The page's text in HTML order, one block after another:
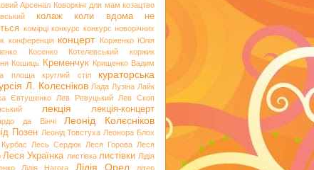
Арсенал Коворкінг для мам козацтво
колаж
коли вдома не
комірці конкурс конкурс новорічних
конференція концерт
Корженко Юлія
Косенко
Котелевський коржик
Кошиць Кременчук Крищенко Вадим
площа
круглий стіл
кураторська
Л. Колєсніков Лада Лузіна Лайк
Євтушенко
Лев Ревуцький
Лев Скоп
лекція лекція-концерт
да Вінчі Леонід Колєсніков
Позен Леонід Товстуха Леонора Блох
Лесь Сердюк Леся Горова Леся
Леся Українка листівка листівки Лідія
Лідія Нагога Лідія Орел
літер